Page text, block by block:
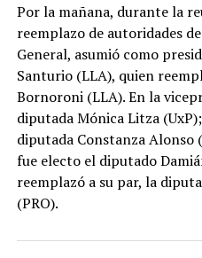
Por la mañana, durante la
reemplazo de autoridades
General, asumió como
Santurio (LLA), quien
Bornoroni (LLA). En la
diputada Mónica Litza
diputada Constanza Alonso
fue electo el diputado
reemplazó a su par, la
(PRO).